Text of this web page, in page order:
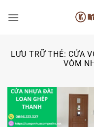
qua
LƯU TRỮ THẺ: CỬA
VÒM